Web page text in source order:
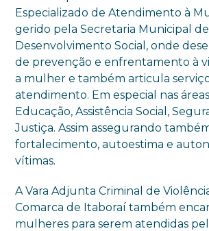
Especializado de Atendimento à
gerido pela Secretaria Municipal de
Desenvolvimento Social, onde
de prevenção e enfrentamento à
a mulher e também articula
atendimento. Em especial nas
Educação, Assistência Social,
Justiça. Assim assegurando
fortalecimento, autoestima e
vítimas.
A Vara Adjunta Criminal de
Comarca de Itaboraí também
mulheres para serem atendidas